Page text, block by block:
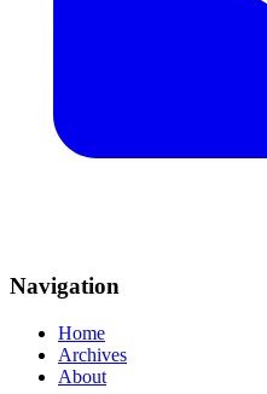
Navigation
Home
Archives
About